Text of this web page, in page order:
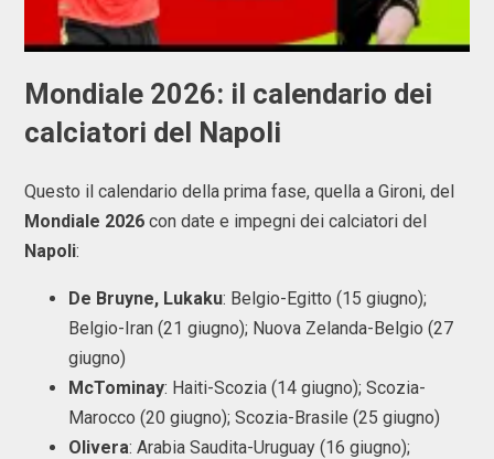
Mondiale 2026: il calendario dei
calciatori del Napoli
Questo il calendario della prima fase, quella a Gironi, del
Mondiale 2026 con date e impegni dei calciatori del
Napoli:
De Bruyne, Lukaku: Belgio-Egitto (15 giugno);
Belgio-Iran (21 giugno); Nuova Zelanda-Belgio (27
giugno)
McTominay: Haiti-Scozia (14 giugno); Scozia-
Marocco (20 giugno); Scozia-Brasile (25 giugno)
Olivera: Arabia Saudita-Uruguay (16 giugno);